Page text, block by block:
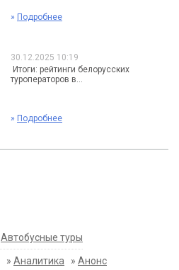
» Подробнее
30.12.2025 10:19
Итоги: рейтинги белорусских
туроператоров в...
» Подробнее
Автобусные туры
» Аналитика » Анонс